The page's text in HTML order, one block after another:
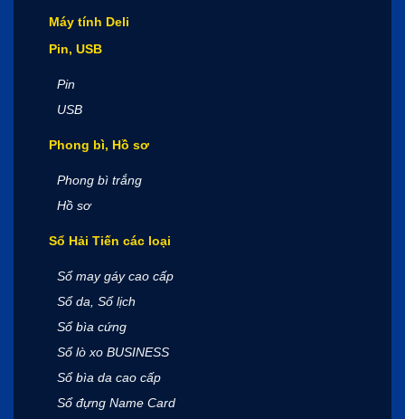
Máy tính Deli
Pin, USB
Pin
USB
Phong bì, Hồ sơ
Phong bì trắng
Hồ sơ
Sổ Hải Tiến các loại
Sổ may gáy cao cấp
Sổ da, Sổ lịch
Sổ bìa cứng
Sổ lò xo BUSINESS
Sổ bìa da cao cấp
Sổ đựng Name Card